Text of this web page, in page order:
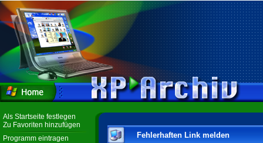
Als Startseite festlegen
Zu Favoriten hinzufügen
Programm eintragen
Fehlerhaften Link melden